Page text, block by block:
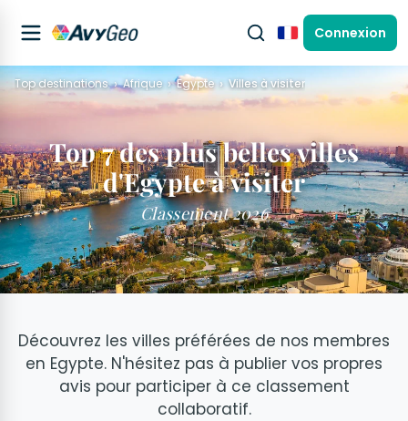
FrançaisConnexion
Top destinations Afrique Egypte Villes à visiter
Top 7 des plus belles villes
d'Egypte à visiter
Classement 2026
Découvrez les villes préférées de nos membres
en Egypte. N'hésitez pas à publier vos propres
avis pour participer à ce classement
collaboratif.